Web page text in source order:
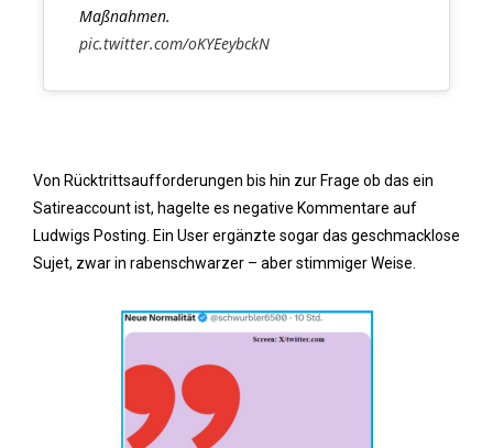
Maßnahmen.
pic.twitter.com/oKYEeybckN
Von Rücktrittsaufforderungen bis hin zur Frage ob das ein
Satireaccount ist, hagelte es negative Kommentare auf
Ludwigs Posting. Ein User ergänzte sogar das geschmacklose
Sujet, zwar in rabenschwarzer – aber stimmiger Weise.